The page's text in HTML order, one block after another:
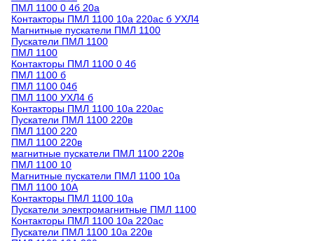
ПМЛ 1100 0 4б 20а
Контакторы ПМЛ 1100 10а 220ac б УХЛ4
Магнитные пускатели ПМЛ 1100
Пускатели ПМЛ 1100
ПМЛ 1100
Контакторы ПМЛ 1100 0 4б
ПМЛ 1100 б
ПМЛ 1100 04б
ПМЛ 1100 УХЛ4 б
Контакторы ПМЛ 1100 10а 220ас
Пускатели ПМЛ 1100 220в
ПМЛ 1100 220
ПМЛ 1100 220в
магнитные пускатели ПМЛ 1100 220в
ПМЛ 1100 10
Магнитные пускатели ПМЛ 1100 10а
ПМЛ 1100 10А
Контакторы ПМЛ 1100 10а
Пускатели электромагнитные ПМЛ 1100
Контакторы ПМЛ 1100 10а 220ac
Пускатели ПМЛ 1100 10а 220в